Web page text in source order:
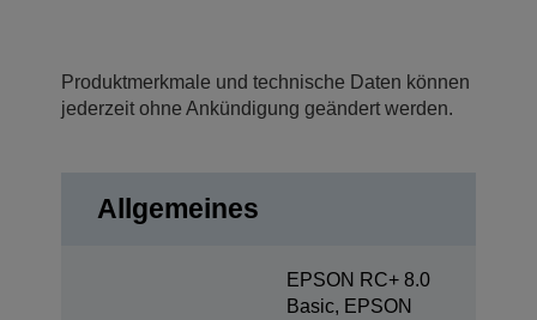
Produktmerkmale und technische Daten können
jederzeit ohne Ankündigung geändert werden.
Allgemeines
EPSON RC+ 8.0
Basic, EPSON